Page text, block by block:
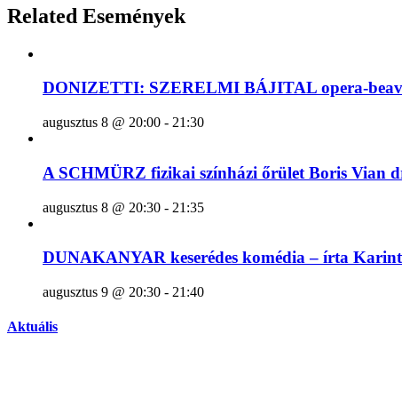
Related Események
DONIZETTI: SZERELMI BÁJITAL opera-
augusztus 8 @ 20:00 - 21:30
A SCHMÜRZ fizikai színházi őrület Boris Vian
augusztus 8 @ 20:30 - 21:35
DUNAKANYAR keserédes komédia – írta
augusztus 9 @ 20:30 - 21:40
Aktuális